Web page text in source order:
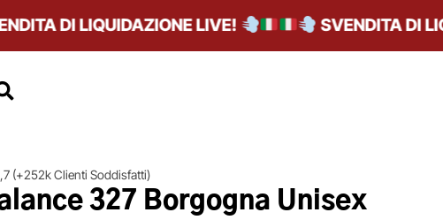
DI LIQUIDAZIONE LIVE! SVENDITA DI
(+252k Clienti Soddisfatti)
327 Borgogna Unisex